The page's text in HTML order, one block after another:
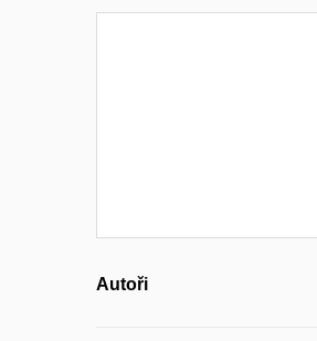
Autoři